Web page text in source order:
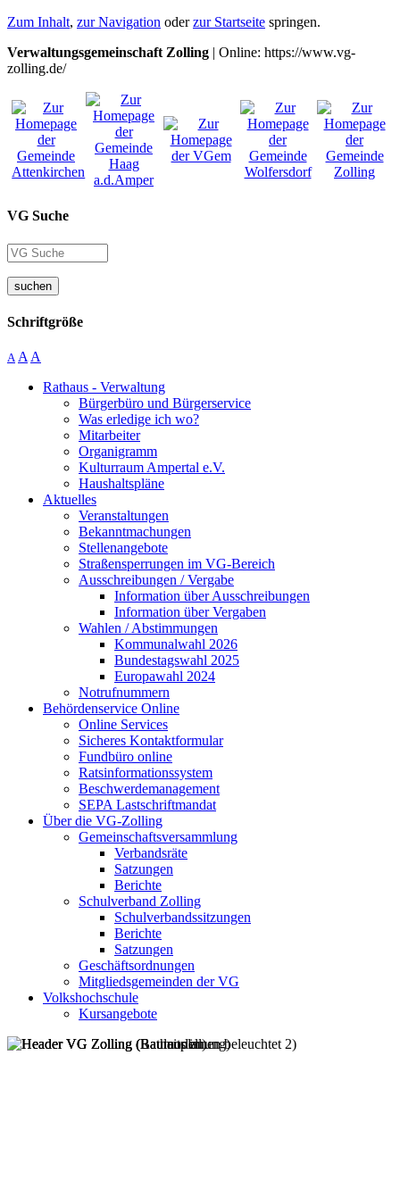
Zum Inhalt, zur Navigation oderzur Startseite springen.
Verwaltungsgemeinschaft Zolling | Online: https://www.vg-
zolling.de/
VG Suche
suchen
Schriftgröße
A A A
Rathaus - Verwaltung
Bürgerbüro und Bürgerservice
Was erledige ich wo?
Mitarbeiter
Organigramm
Kulturraum Ampertal e.V.
Haushaltspläne
Aktuelles
Veranstaltungen
Bekanntmachungen
Stellenangebote
Straßensperrungen im VG-Bereich
Ausschreibungen / Vergabe
Information über Ausschreibungen
Information über Vergaben
Wahlen / Abstimmungen
Kommunalwahl 2026
Bundestagswahl 2025
Europawahl 2024
Notrufnummern
Behördenservice Online
Online Services
Sicheres Kontaktformular
Fundbüro online
Ratsinformationssystem
Beschwerdemanagement
SEPA Lastschriftmandat
Über die VG-Zolling
Gemeinschaftsversammlung
Verbandsräte
Satzungen
Berichte
Schulverband Zolling
Schulverbandssitzungen
Berichte
Satzungen
Geschäftsordnungen
Mitgliedsgemeinden der VG
Volkshochschule
Kursangebote